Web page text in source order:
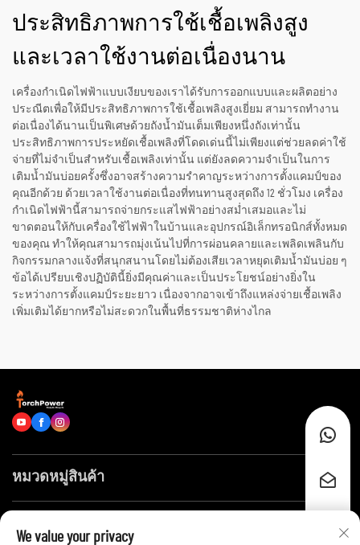
ประสิทธิภาพการใช้เชื้อเพลิงสูง
และเวลาใช้งานต่อเนื่องนาน
เครื่องกำเนิดไฟฟ้าแบบเงียบของเราได้รับการออกแบบและผลิตอย่าง
ประณีตเพื่อให้มีประสิทธิภาพการใช้เชื้อเพลิงสูงเยี่ยม สามารถทำงาน
ต่อเนื่องได้นานเป็นพิเศษด้วยถังน้ำมันเต็มเพียงหนึ่งถังเท่านั้น
ประสิทธิภาพการประหยัดเชื้อเพลิงที่โดดเด่นนี้ไม่เพียงแต่ช่วยลดค่าใช้
จ่ายที่ไม่จำเป็นสำหรับเชื้อเพลิงเท่านั้น แต่ยังลดความจำเป็นในการ
เติมน้ำมันบ่อยครั้งซึ่งอาจสร้างความรำคาญระหว่างการตั้งแคมป์ของ
คุณอีกด้วย ด้วยเวลาใช้งานต่อเนื่องที่ทนทานสูงสุดถึง 12 ชั่วโมง เครื่อง
กำเนิดไฟฟ้านี้สามารถจ่ายกระแสไฟฟ้าอย่างสม่ำเสมอและไม่
ขาดตอนให้กับเครื่องใช้ไฟฟ้าในบ้านและอุปกรณ์อิเล็กทรอนิกส์ทั้งหมด
ของคุณ ทำให้คุณสามารถมุ่งเน้นไปที่การผ่อนคลายและเพลิดเพลินกับ
กิจกรรมกลางแจ้งที่สนุกสนานโดยไม่ต้องเสียเวลาหยุดเติมน้ำมันบ่อย ๆ
ข้อได้เปรียบเชิงปฏิบัตินี้ยิ่งมีคุณค่าและเป็นประโยชน์อย่างยิ่งใน
ระหว่างการตั้งแคมป์ระยะยาว เนื่องจากอาจเข้าถึงแหล่งจ่ายเชื้อเพลิง
เพิ่มเติมได้ยากหรือไม่สะดวกในพื้นที่ธรรมชาติห่างไกล
หมวดหมู่สินค้า
We value your privacy